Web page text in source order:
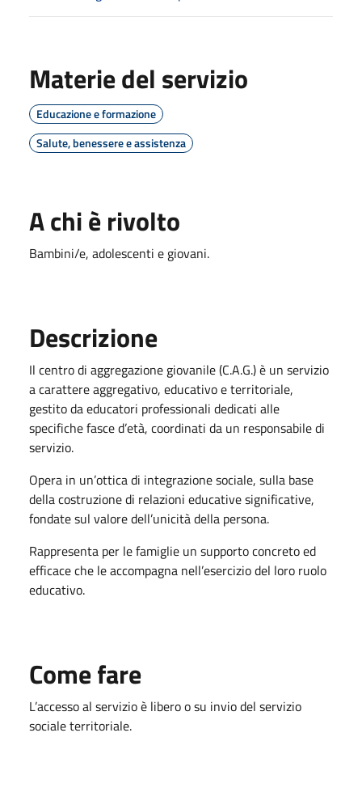
Materie del servizio
Educazione e formazione
Salute, benessere e assistenza
A chi è rivolto
Bambini/e, adolescenti e giovani.
Descrizione
Il centro di aggregazione giovanile (C.A.G.) è un servizio
a carattere aggregativo, educativo e territoriale,
gestito da educatori professionali dedicati alle
specifiche fasce d’età, coordinati da un responsabile di
servizio.
Opera in un’ottica di integrazione sociale, sulla base
della costruzione di relazioni educative significative,
fondate sul valore dell’unicità della persona.
Rappresenta per le famiglie un supporto concreto ed
efficace che le accompagna nell’esercizio del loro ruolo
educativo.
Come fare
L’accesso al servizio è libero o su invio del servizio
sociale territoriale.